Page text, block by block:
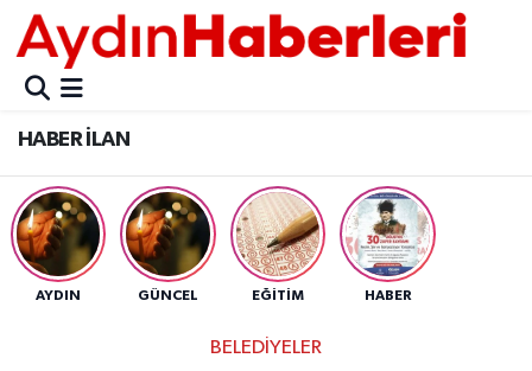
HABER İLAN
AYDIN GÜNCEL EĞİTİM HABER
BELEDİYELER
GÜNCEL
POLİTİKA
BELEDİYELER
ASAYİŞ
Aydın Nöbetçi Eczaneler
Aydın Hava Durumu
Aydin Namaz Vakitleri
Aydın Trafik Yoğunluk Haritası